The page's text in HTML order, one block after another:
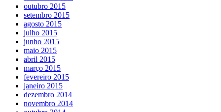
outubro 2015
setembro 2015
agosto 2015
julho 2015
junho 2015
maio 2015
abril 2015
março 2015
fevereiro 2015
janeiro 2015
dezembro 2014
novembro 2014